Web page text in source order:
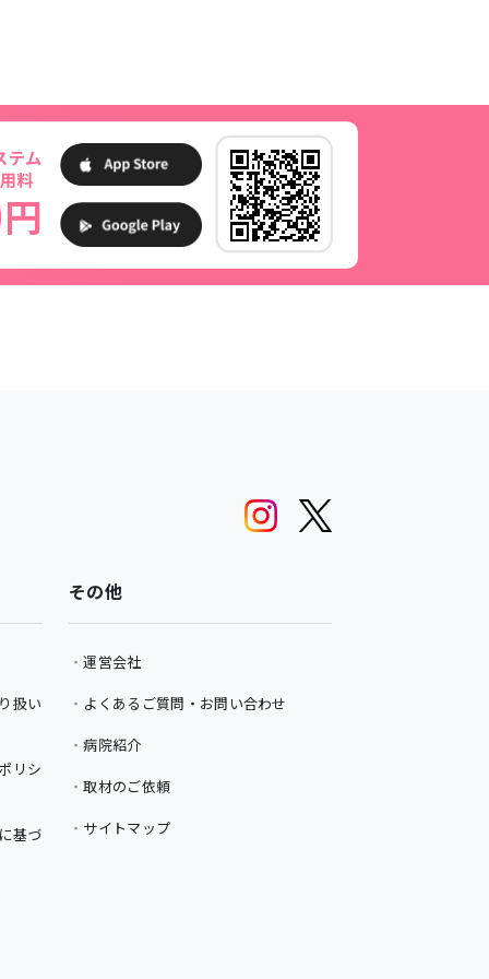
扱い
リシ
基づ
その他
運営会社
よくあるご質問・お問い合わせ
病院紹介
取材のご依頼
サイトマップ